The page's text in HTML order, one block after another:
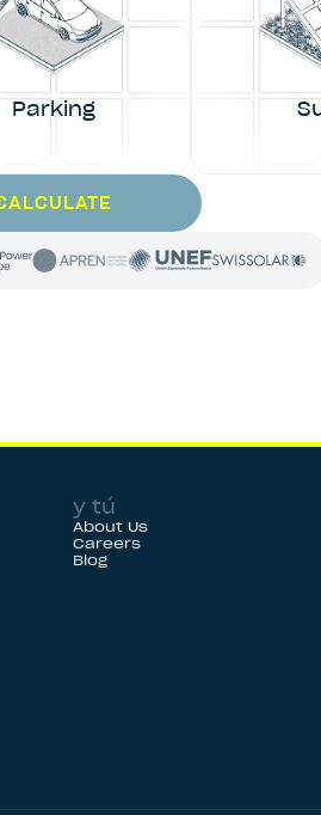
Parking
y tú
About Us
Careers
Blog